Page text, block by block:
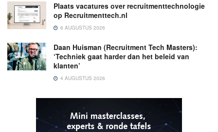
Plaats vacatures over recruitmenttechnologie
op Recruitmenttech.nl
6 AUGUSTUS 2026
Daan Huisman (Recruitment Tech Masters):
‘Techniek gaat harder dan het beleid van
klanten’
4 AUGUSTUS 2026